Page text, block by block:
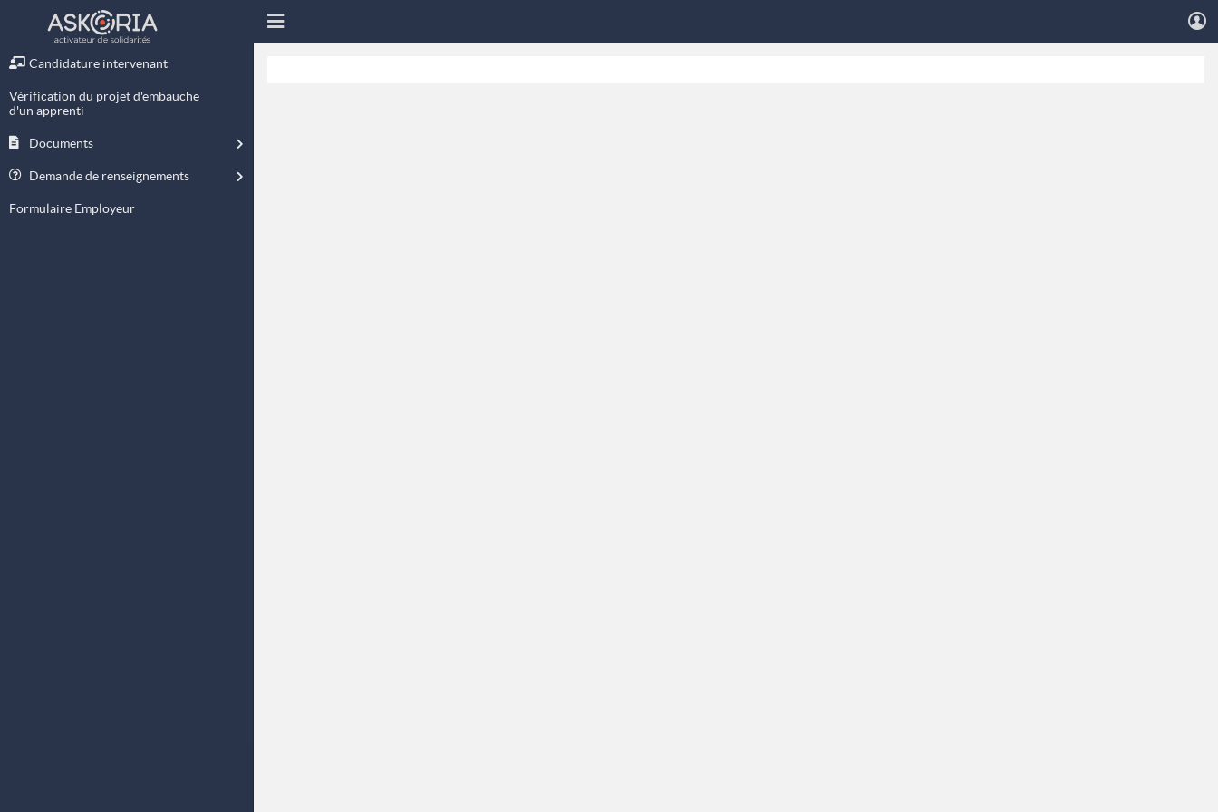
Candidature intervenant
Vérification du projet d'embauche
d'un apprenti
Documents
Demande de renseignements
Formulaire Employeur